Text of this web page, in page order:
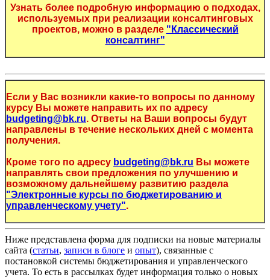
Узнать более подробную информацию о подходах,
используемых при реализации консалтинговых
проектов, можно в разделе "Классический
консалтинг"
Если у Вас возникли какие-то вопросы по данному
курсу Вы можете направить их по адресу
budgeting@bk.ru. Ответы на Ваши вопросы будут
направлены в течение нескольких дней с момента
получения.
Кроме того по адресу budgeting@bk.ru Вы можете
направлять свои предложения по улучшению и
возможному дальнейшему развитию раздела
"Электронные курсы по бюджетированию и
управленческому учету".
Ниже представлена форма для подписки на новые материалы
сайта (статьи, записи в блоге и опыт), связанные с
постановкой системы бюджетирования и управленческого
учета. То есть в рассылках будет информация только о новых